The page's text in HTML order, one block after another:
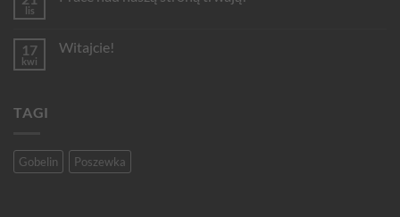
lis
Prace
17
kwi
Witajcie!
TAGI
Gobelin Poszewka